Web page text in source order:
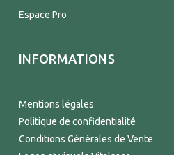
Espace Pro
INFORMATIONS
Mentions légales
Politique de confidentialité
Conditions Générales de Vente